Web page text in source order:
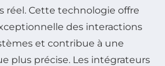
Cette technologie offre
des interactions
et contribue à une
plus précise. Les intégrateurs